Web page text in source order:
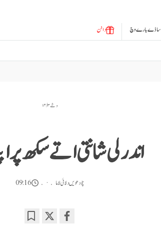
ساڈے بارے وچ دانن
وشے ۳ / ۱۴
اندرلی شانتی اتے سکھ
چودھویں دلائی لاما 09:16